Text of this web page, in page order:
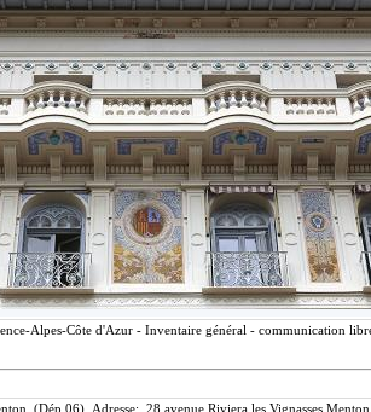
Alpes-Côte d'Azur - Inventaire général - communication
(Dép.06) Adresse: 28 avenue Riviera les Vignasses